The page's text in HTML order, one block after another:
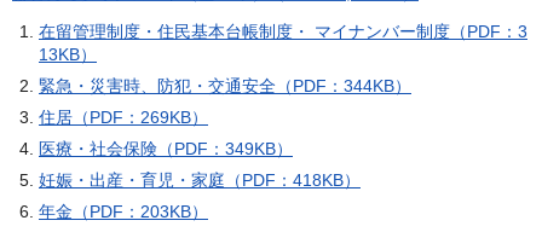
在留管理制度・住民基本台帳制度・ マイナンバー制度（PDF：3
13KB）
緊急・災害時、防犯・交通安全（PDF：344KB）
住居（PDF：269KB）
医療・社会保険（PDF：349KB）
妊娠・出産・育児・家庭（PDF：418KB）
年金（PDF：203KB）